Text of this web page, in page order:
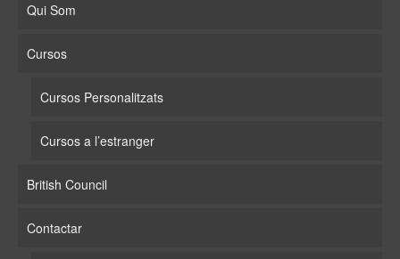
Qui Som
Cursos
Cursos Personalitzats
Cursos a l’estranger
British Council
Contactar